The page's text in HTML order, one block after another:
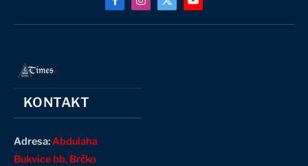
FacebookInstagram
X
(Twitter)
YouTube
KONTAKT
Adresa:Abdulaha
Bukvice bb, Brčko